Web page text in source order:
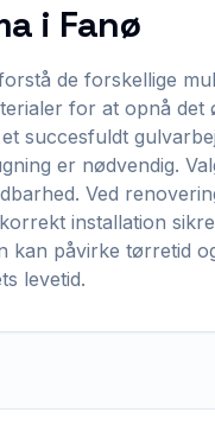
i Fanø
de forskellige
for at opnå det
succesfuldt
er nødvendig.
Ved
installation
påvirke tørretid
levetid.